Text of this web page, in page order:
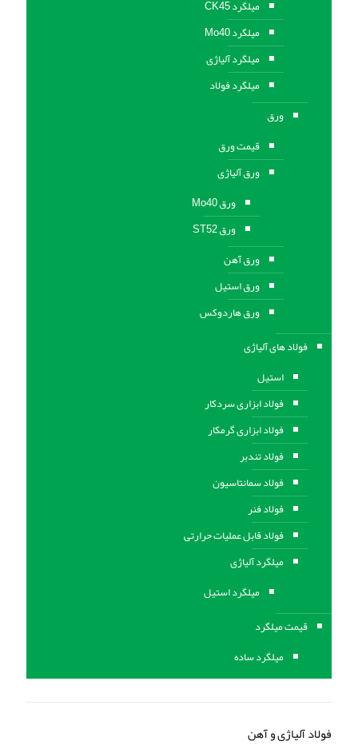
میلگرد CK45
میلگرد Mo40
میلگرد آلیاژی
میلگرد فولاد
ورق
قیمت ورق
ورق آلیاژی
ورق Mo40
ورق ST52
ورق آهن
ورق استيل
ورق هاردوکس
فولاد های آلیاژی
استیل
فولاد ابزاری سردکار
فولاد ابزاری گرمکار
فولاد تندبر
فولاد سمانتاسیون
فولاد فنر
فولاد قابل عملیات حرارتی
ميلگرد آلیاژی
میلگرد استیل
قیمت میلگرد
میلگرد ساده
فولاد آلیاژی و آهن